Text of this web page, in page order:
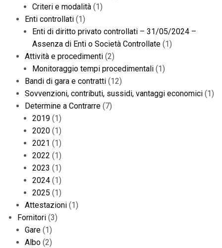
Criteri e modalità (1)
Enti controllati (1)
Enti di diritto privato controllati – 31/05/2024 –
Assenza di Enti o Società Controllate (1)
Attività e procedimenti (2)
Monitoraggio tempi procedimentali (1)
Bandi di gara e contratti (12)
Sovvenzioni, contributi, sussidi, vantaggi economici (1)
Determine a Contrarre (7)
2019 (1)
2020 (1)
2021 (1)
2022 (1)
2023 (1)
2024 (1)
2025 (1)
Attestazioni (1)
Fornitori (3)
Gare (1)
Albo (2)